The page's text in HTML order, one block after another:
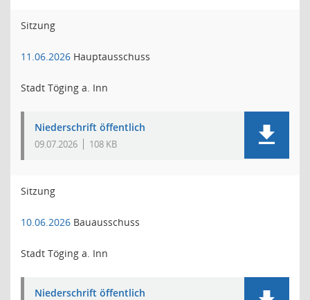
Sitzung
11.06.2026 Hauptausschuss
Stadt Töging a. Inn
Niederschrift öffentlich
09.07.2026 108 KB
Sitzung
10.06.2026 Bauausschuss
Stadt Töging a. Inn
Niederschrift öffentlich